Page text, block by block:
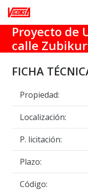
Proyecto de
calle
FICHA
Propiedad:
Localización:
P. licitación:
Plazo:
Código: